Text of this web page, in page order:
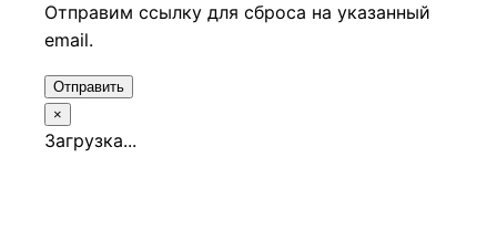
Отправим ссылку для сброса на указанный
email.
Отправить
×
Загрузка...